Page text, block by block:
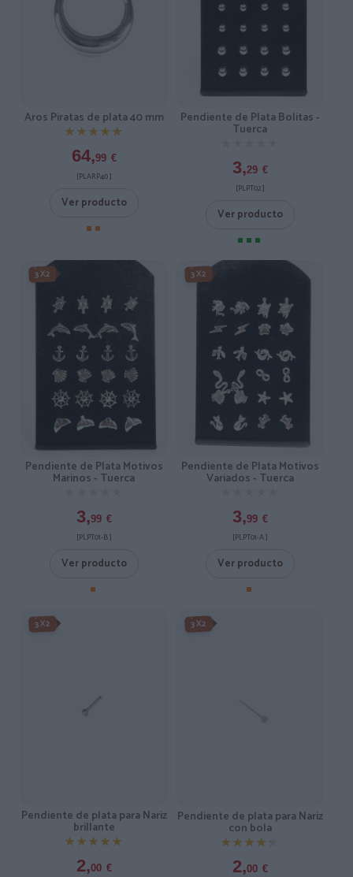
Aros Piratas de plata 40 mm
★★★★★
★★★★★
64,99 €
[PLARP40 ]
Ver producto
Pendiente de Plata Bolitas -
Tuerca
3,29 €
[PLPT02 ]
Ver producto
3X2
Pendiente de Plata Motivos
Marinos - Tuerca
3,99 €
[PLPT01-B ]
Ver producto
3X2
Pendiente de Plata Motivos
Variados - Tuerca
3,99 €
[PLPT01-A ]
Ver producto
3X2
Pendiente de plata para Nariz
brillante
★★★★★
★★★★★
2,00 €
3X2
Pendiente de plata para Nariz
con bola
★★★★★
★★★★★
2,00 €